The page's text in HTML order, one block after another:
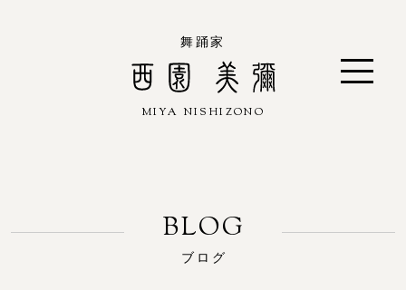
舞踊家
西園 美彌
MIYA NISHIZONO
ブログ